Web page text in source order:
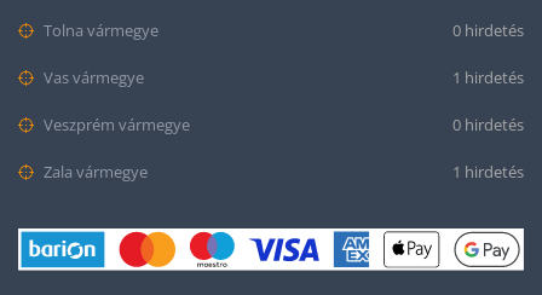
Tolna vármegye 0 hirdetés
Vas vármegye 1 hirdetés
Veszprém vármegye 0 hirdetés
Zala vármegye 1 hirdetés